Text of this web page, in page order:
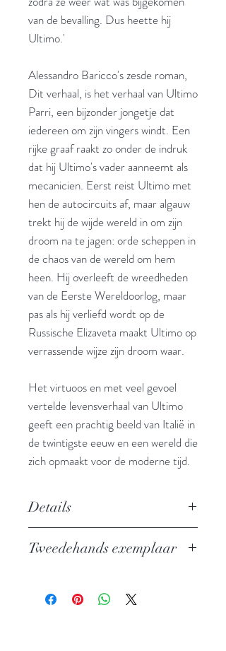
van de bevalling. Dus heette hij
Ultimo.'
Alessandro Baricco's zesde roman,
Dit verhaal, is het verhaal van Ultimo
Parri, een bijzonder jongetje dat
iedereen om zijn vingers windt. Een
rijke graaf raakt zo onder de indruk
dat hij Ultimo's vader aanneemt als
mecanicien. Eerst reist Ultimo met
hen de autocircuits af, maar algauw
trekt hij de wijde wereld in om zijn
droom na te jagen: orde scheppen in
de chaos van de wereld om hem
heen. Hij overleeft de wreedheden
van de Eerste Wereldoorlog, maar
pas als hij verliefd wordt op de
Russische Elizaveta maakt Ultimo op
verrassende wijze zijn droom waar.
Het virtuoos en met veel gevoel
vertelde levensverhaal van Ultimo
geeft een prachtig beeld van Italië in
de twintigste eeuw en een wereld die
zich opmaakt voor de moderne tijd.
Details
Uitgever: De Bezige Bij
Vertaling: Manon Smits
Tweedehands exemplaar